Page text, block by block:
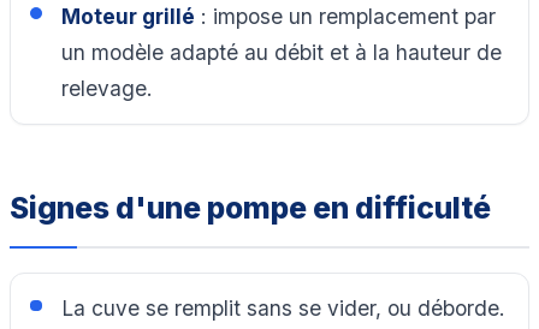
Moteur grillé : impose un remplacement par
un modèle adapté au débit et à la hauteur de
relevage.
Signes d'une pompe en difficulté
La cuve se remplit sans se vider, ou déborde.